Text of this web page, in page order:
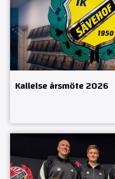
Kallelse årsmöte 2026